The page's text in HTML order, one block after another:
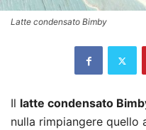
Latte condensato Bimby
Il latte condensato
nulla rimpiangere